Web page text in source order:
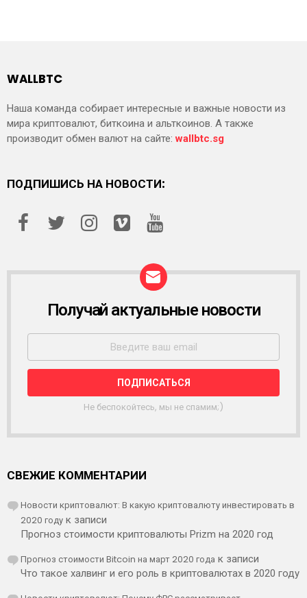
WALLBTC
Наша команда собирает интересные и важные новости из
мира криптовалют, биткоина и альткоинов. А также
производит обмен валют на сайте:wallbtc.sg
ПОДПИШИСЬ НА НОВОСТИ:
С
Ы
Л
Получай актуальные новости
Не беспокойтесь, мы не спамим;)
СВЕЖИЕ КОММЕНТАРИИ
Новости криптовалют: В какую криптовалюту инвестировать в
2020 году к записи
Прогноз стоимости криптовалюты Prizm на 2020 год
Прогноз стоимости Bitcoin на март 2020 года к записи
Что такое халвинг и его роль в криптовалютах в 2020 году